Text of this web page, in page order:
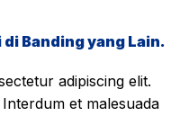
Banding yang Lain.
adipiscing elit.
et malesuada